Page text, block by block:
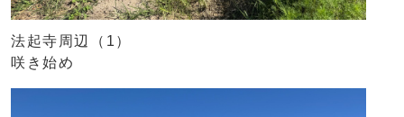
法起寺周辺（1）
咲き始め